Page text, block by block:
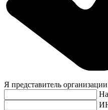
Я представитель организации